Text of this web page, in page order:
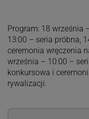
Program: 18 września
13:00 – seria próbna,
ceremonia wręczenia
września – 10:00 –
konkursowa i
rywalizacji.